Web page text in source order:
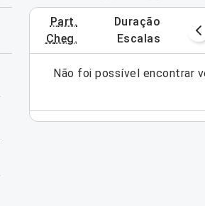
part.
cheg.
duração
escalas
3–9 de agosto de 2026
Não foi possível encontrar